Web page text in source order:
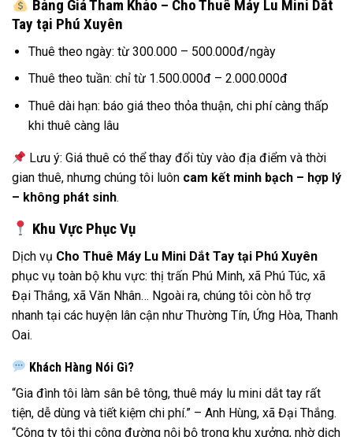
Bảng Giá Tham Khảo – Cho Thuê Máy Lu Mini Dắt
Tay tại Phú Xuyên
Thuê theo ngày: từ 300.000 – 500.000đ/ngày
Thuê theo tuần: chỉ từ 1.500.000đ – 2.000.000đ
Thuê dài hạn: báo giá theo thỏa thuận, chi phí càng thấp
khi thuê càng lâu
Lưu ý: Giá thuê có thể thay đổi tùy vào địa điểm và thời
gian thuê, nhưng chúng tôi luôn cam kết minh bạch – hợp lý
– không phát sinh.
Khu Vực Phục Vụ
Dịch vụ Cho Thuê Máy Lu Mini Dắt Tay tại Phú Xuyên
phục vụ toàn bộ khu vực: thị trấn Phú Minh, xã Phú Túc, xã
Đại Thắng, xã Văn Nhân… Ngoài ra, chúng tôi còn hỗ trợ
nhanh tại các huyện lân cận như Thường Tín, Ứng Hòa, Thanh
Oai.
Khách Hàng Nói Gì?
“Gia đình tôi làm sân bê tông, thuê máy lu mini dắt tay rất
tiện, dễ dùng và tiết kiệm chi phí.” – Anh Hùng, xã Đại Thắng.
“Công ty tôi thi công đường nội bộ trong khu xưởng, nhờ dịch